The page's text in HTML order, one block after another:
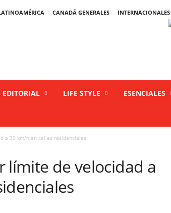
CANADÁ GENERALES
INTERNACIONALES
EDITORIAL LIFE STYLE ESENCIALES
a 30 km/h en calles residenciales
límite de velocidad a